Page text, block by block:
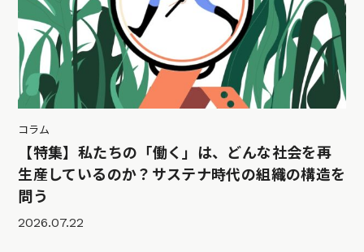
コラム
【特集】私たちの「働く」は、どんな社会を再
生産しているのか？サステナ時代の組織の構造を
問う
2026.07.22